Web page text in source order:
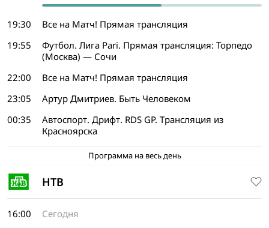
19:30
Все на Матч! Прямая трансляция
19:55
Футбол. Лига Pari. Прямая трансляция: Торпедо
(Москва) — Сочи
22:00
Все на Матч! Прямая трансляция
23:05
Артур Дмитриев. Быть Человеком
00:35
Автоспорт. Дрифт. RDS GP. Трансляция из
Красноярска
Программа на весь день
НТВ
16:00
Сегодня